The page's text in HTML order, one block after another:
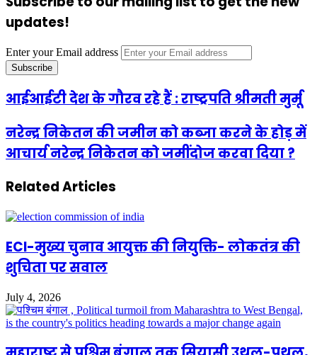
updates!
Enter your Email address
आईआईटी देश के गौरव रहे हैं : राष्ट्रपति श्रीमती मुर्मू
नरेन्द्र निकेतन की जमीन को कब्जा करने के होड़ में
आचार्य नरेन्द्र निकेतन को जमींदोज करवा दिया ?
Related Articles
ECI-मुख्य चुनाव आयुक्त की नियुक्ति- लोकतंत्र की
शुचिता पर सवाल
July 4, 2026